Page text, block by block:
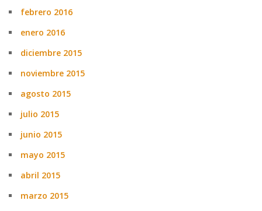
febrero 2016
enero 2016
diciembre 2015
noviembre 2015
agosto 2015
julio 2015
junio 2015
mayo 2015
abril 2015
marzo 2015